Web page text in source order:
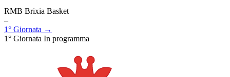
RMB Brixia Basket
–
1° Giornata →
1° Giornata In programma